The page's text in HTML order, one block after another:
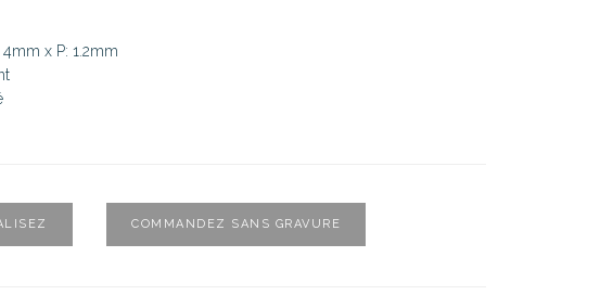
x P: 1.2mm
COMMANDEZ SANS GRAVURE